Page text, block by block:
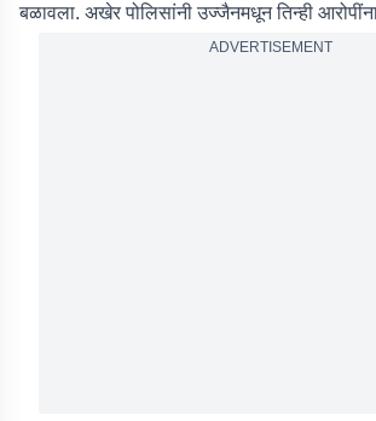
बळावला. अखेर पोलिसांनी उज्जैनमधून तिन्ही
ADVERTISEMENT